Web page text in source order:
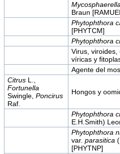
Braun
Phytophthora
[PHYTCM]
Phytophthora
Virus, viroides,
víricas y
Agente del
Citrus L.,
Fortunella
Swingle, Poncirus
Raf.
Hongos y
Phytophthora
E.H.Smith)
Phytophthora
var. parasitica
[PHYTNP]